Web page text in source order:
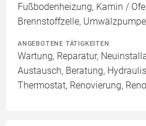
Fußbodenheizung, Kamin /
Brennstoffzelle, Umwälzpumpe
ANGEBOTENE TÄTIGKEITEN
Wartung, Reparatur,
Austausch, Beratung,
Thermostat, Renovierung,